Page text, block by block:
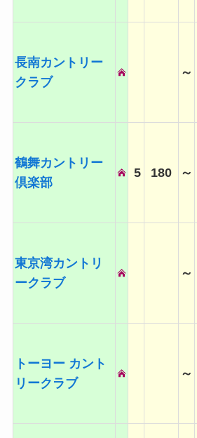
長南カントリー
クラブ
～
鶴舞カントリー
倶楽部
5 180 ～
東京湾カントリ
ークラブ
～
トーヨー カント
リークラブ
～